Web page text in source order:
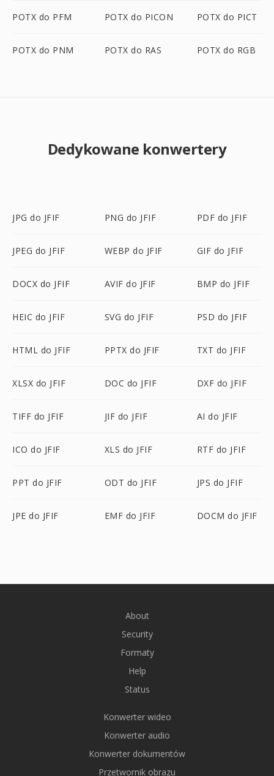
POTX do PFM POTX do PICON POTX do PICT
POTX do PNM POTX do RAS POTX do RGB
Dedykowane konwertery
JPG do JFIF PNG do JFIF PDF do JFIF
JPEG do JFIF WEBP do JFIF GIF do JFIF
DOCX do JFIF AVIF do JFIF BMP do JFIF
HEIC do JFIF SVG do JFIF PSD do JFIF
HTML do JFIF PPTX do JFIF TXT do JFIF
XLSX do JFIF DOC do JFIF DXF do JFIF
TIFF do JFIF JIF do JFIF AI do JFIF
ICO do JFIF XLS do JFIF RTF do JFIF
PPT do JFIF ODT do JFIF JPS do JFIF
JPE do JFIF EMF do JFIF DOCM do JFIF
About
Security
Formaty
Help
Status
Konwerter wideo
Konwerter audio
Konwerter dokumentów
Przetwornik obrazu